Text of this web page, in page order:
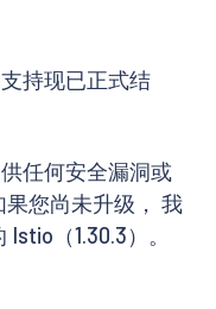
支持现已正式结
任何安全漏洞或
您尚未升级， 我
（1.30.3）。